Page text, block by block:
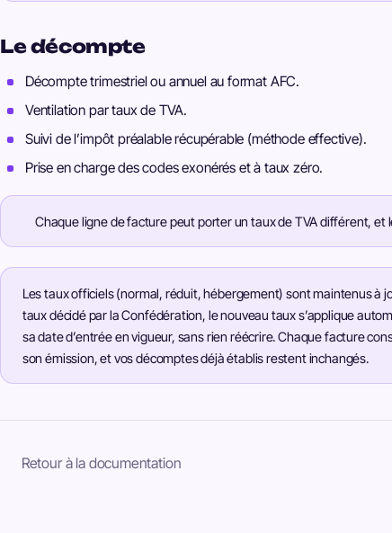
Le décompte
Décompte trimestriel ou annuel au format AFC.
Ventilation par taux de TVA.
Suivi de l’impôt préalable récupérable (méthode effective).
Prise en charge des codes exonérés et à taux zéro.
Chaque ligne de facture peut porter un taux de TVA différent,
Les taux officiels (normal, réduit, hébergement) sont maintenus à
taux décidé par la Confédération, le nouveau taux s’applique
sa date d’entrée en vigueur, sans rien réécrire. Chaque facture
son émission, et vos décomptes déjà établis restent inchangés.
Retour à la documentation